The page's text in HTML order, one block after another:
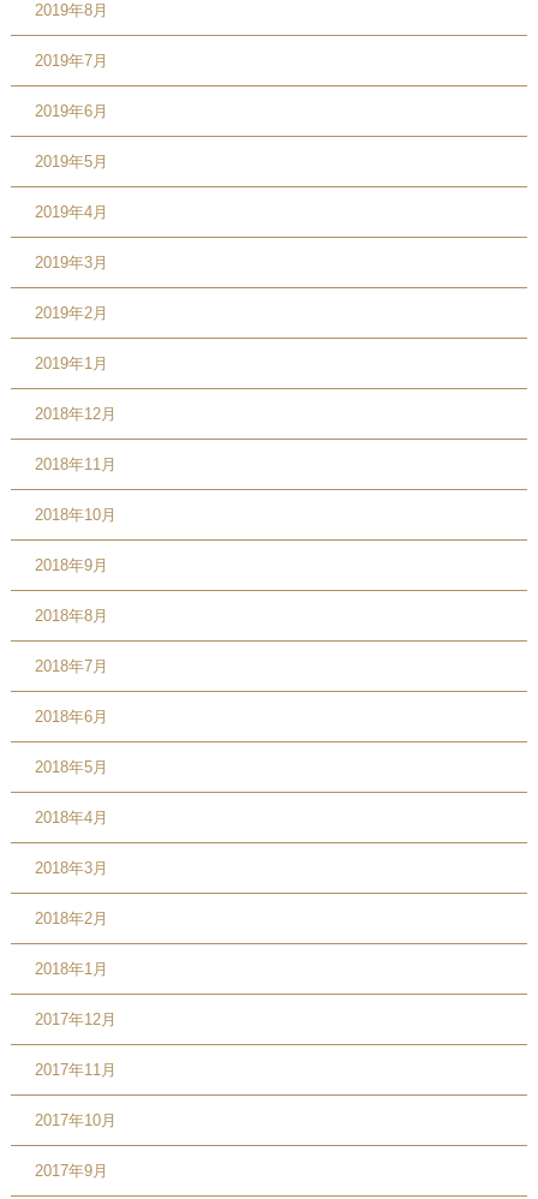
2019年8月
2019年7月
2019年6月
2019年5月
2019年4月
2019年3月
2019年2月
2019年1月
2018年12月
2018年11月
2018年10月
2018年9月
2018年8月
2018年7月
2018年6月
2018年5月
2018年4月
2018年3月
2018年2月
2018年1月
2017年12月
2017年11月
2017年10月
2017年9月